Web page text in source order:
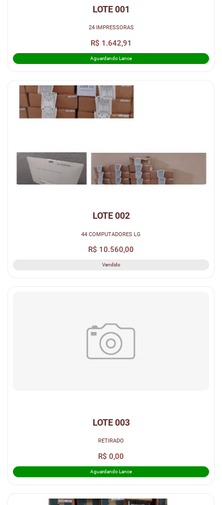
LOTE 001
24 IMPRESSORAS
R$ 1.642,91
Aguardando Lance
LOTE 002
44 COMPUTADORES LG
R$ 10.560,00
Vendido
LOTE 003
RETIRADO
R$ 0,00
Aguardando Lance